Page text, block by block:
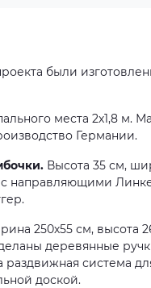
были
места 2х1,8 м.
Германии.
Высота 35 см,
направляющими
250х55 см, высота
деревянные
раздвижная система
доской.